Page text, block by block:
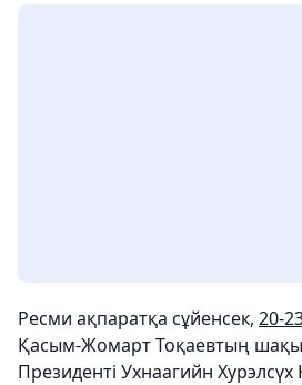
Ресми ақпаратқа сұйенсек, 20-
Қасым-Жомарт Тоқаевтың
Президенті Ухнаагийн Хурэлсүх